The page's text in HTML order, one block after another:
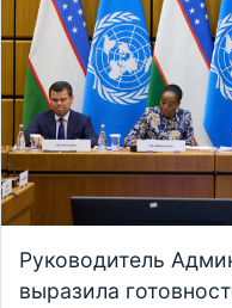
Руководитель
выразила